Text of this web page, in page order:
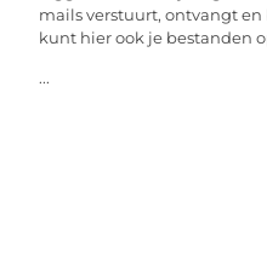
mails verstuurt, ontvangt en
kunt hier ook je bestanden
...